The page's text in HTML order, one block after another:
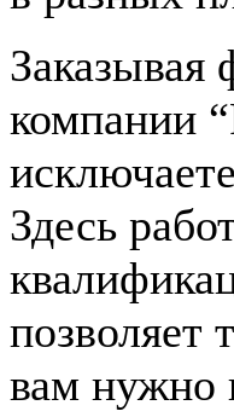
Заказывая
компании
Здесь
позволяет
вам нужно